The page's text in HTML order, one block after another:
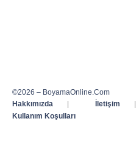
©2026 – BoyamaOnline.Com
Hakkımızda
| İletişim |
Kullanım Koşulları